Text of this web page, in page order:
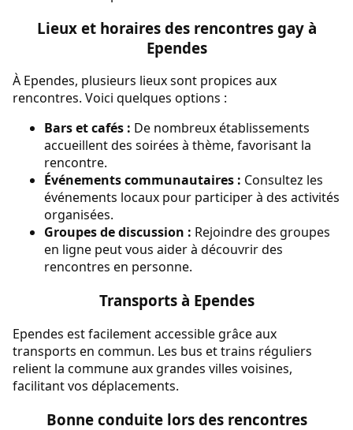
Lieux et horaires des rencontres gay à
Ependes
À Ependes, plusieurs lieux sont propices aux
rencontres. Voici quelques options :
Bars et cafés : De nombreux établissements
accueillent des soirées à thème, favorisant la
rencontre.
Événements communautaires : Consultez les
événements locaux pour participer à des activités
organisées.
Groupes de discussion : Rejoindre des groupes
en ligne peut vous aider à découvrir des
rencontres en personne.
Transports à Ependes
Ependes est facilement accessible grâce aux
transports en commun. Les bus et trains réguliers
relient la commune aux grandes villes voisines,
facilitant vos déplacements.
Bonne conduite lors des rencontres